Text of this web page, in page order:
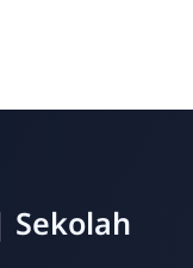
Sekolah